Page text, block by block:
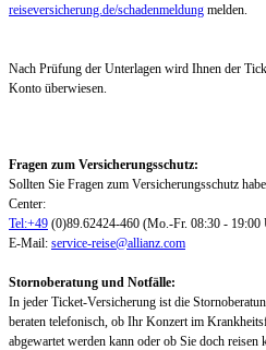
reiseversicherung.de/schadenmeldung melden.
Nach Prüfung der Unterlagen wird Ihnen der
Konto überwiesen.
Fragen zum Versicherungsschutz:
Sollten Sie Fragen zum Versicherungsschutz
Center:
Tel:+49 (0)89.62424-460 (Mo.-Fr. 08:30 -
E-Mail: service-reise@allianz.com
Stornoberatung und Notfälle:
In jeder Ticket-Versicherung ist die
beraten telefonisch, ob Ihr Konzert im
abgewartet werden kann oder ob Sie doch